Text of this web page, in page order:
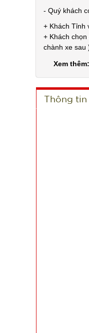
- Quý khách
+ Khách Tỉnh
+ Khách
chành xe sau
Xem thêm:
Thông tin